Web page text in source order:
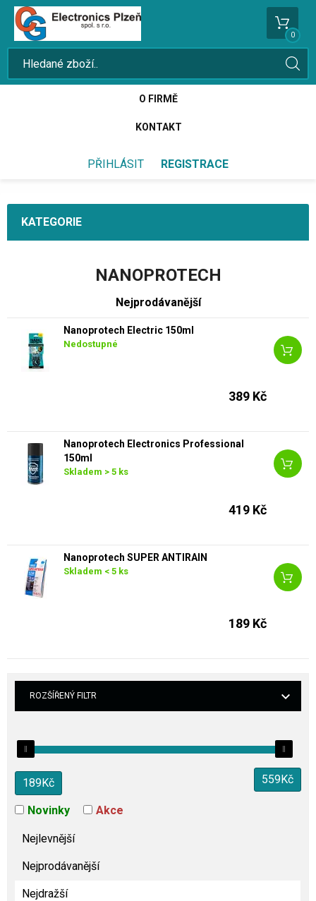
0
O FIRMĚ
KONTAKT
PŘIHLÁSIT REGISTRACE
KATEGORIE
NANOPROTECH
Nejprodávanější
Nanoprotech Electric 150ml
Nedostupné
389 Kč
Nanoprotech Electronics Professional
150ml
Skladem > 5 ks
419 Kč
Nanoprotech SUPER ANTIRAIN
Skladem < 5 ks
189 Kč
ROZŠÍŘENÝ FILTR
189Kč 559Kč
Novinky Akce
Nejlevnější
Nejprodávanější
Nejdražší